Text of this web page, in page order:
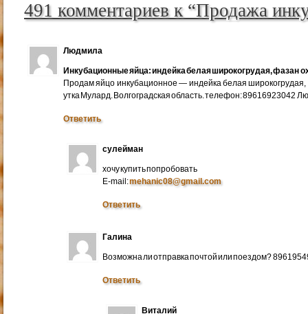
491 комментариев к “Продажа
Людмила
Инкубационные яйца: индейка белая широкогрудая, фазан
Продам яйцо инкубационное — индейка белая
утка Мулард. Волгоградская область. телефон: 89616923042
Ответить
сулейман
хочу купить попробовать
E-mail:mehanic08@gmail.com
Ответить
Галина
Возможна ли отправка почтой или поездом?
Ответить
Виталий